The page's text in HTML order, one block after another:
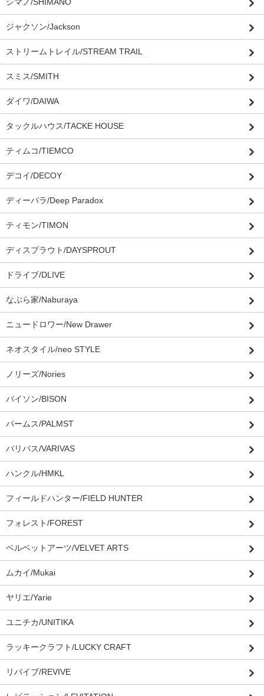
シマノ/SHIMANO
ジャクソン/Jackson
ストリームトレイル/STREAM TRAIL
スミス/SMITH
ダイワ/DAIWA
タックルハウス/TACKE HOUSE
ティムコ/TIEMCO
デコイ/DECOY
ディーパラ/Deep Paradox
ティモン/TIMON
ディスプラウト/DAYSPROUT
ドライブ/DLIVE
なぶら家/Naburaya
ニュードロワー/New Drawer
ネオスタイル/neo STYLE
ノリーズ/Nories
バイソン/BISON
パームス/PALMST
バリバス/VARIVAS
ハンクル/HMKL
フィールドハンター/FIELD HUNTER
フォレスト/FOREST
ベルベットアーツ/VELVET ARTS
ムカイ/Mukai
ヤリエ/Yarie
ユニチカ/UNITIKA
ラッキークラフト/LUCKY CRAFT
リバイブ/REVIVE